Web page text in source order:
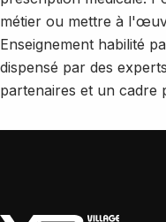
métier ou mettre à
Enseignement habilité
dispensé par des
partenaires et un cadre